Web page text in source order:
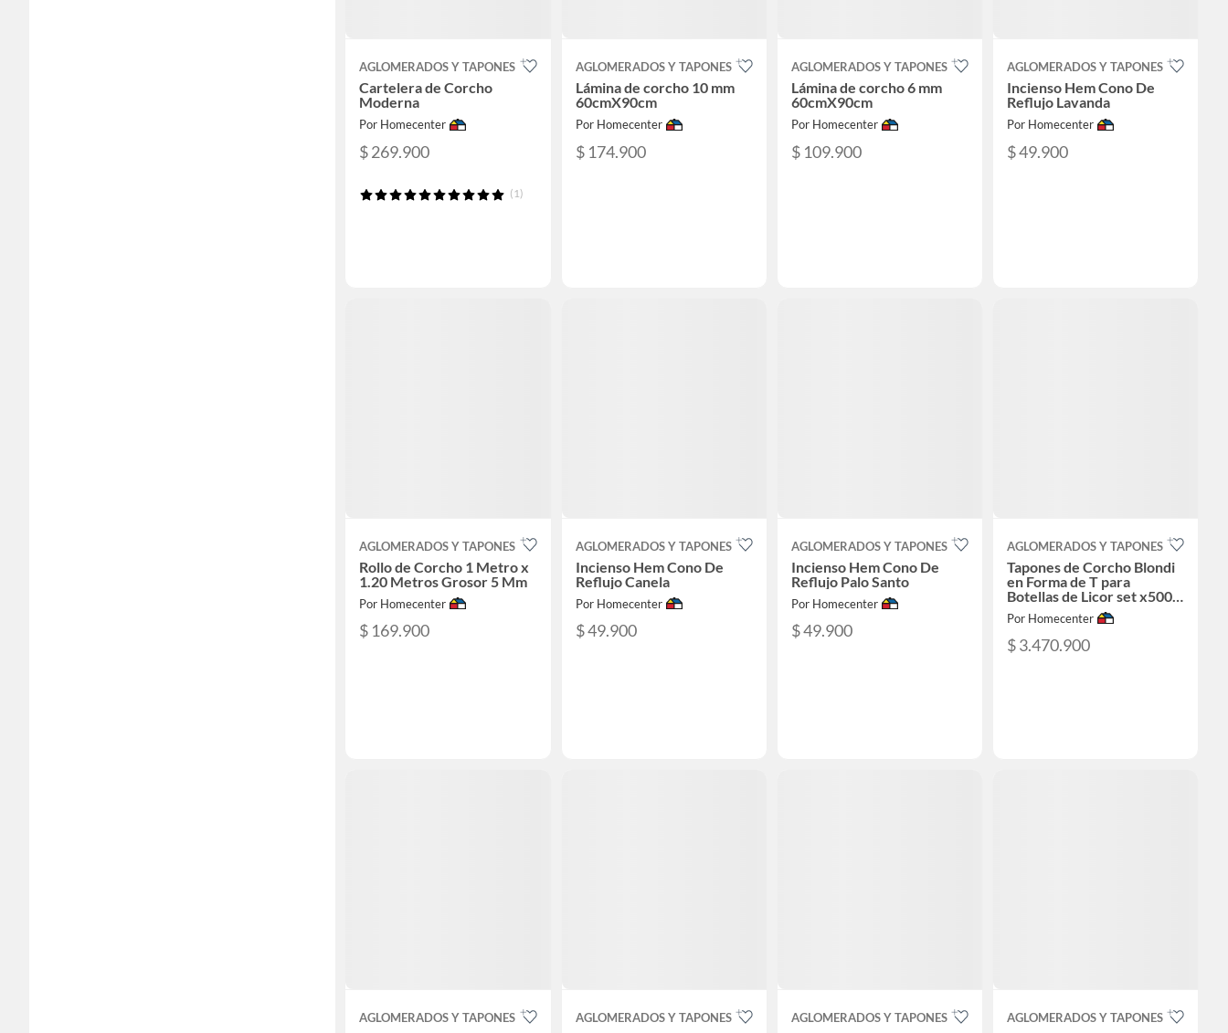
AGLOMERADOS Y TAPONES
Cartelera de Corcho
Moderna
Por Homecenter
$ 269.900
(1)
AGLOMERADOS Y TAPONES
Lámina de corcho 10 mm
60cmX90cm
Por Homecenter
$ 174.900
AGLOMERADOS Y TAPONES
Lámina de corcho 6 mm
60cmX90cm
Por Homecenter
$ 109.900
AGLOMERADOS Y TAPONES
Incienso Hem Cono De
Reflujo Lavanda
Por Homecenter
$ 49.900
AGLOMERADOS Y TAPONES
Rollo de Corcho 1 Metro x
1.20 Metros Grosor 5 Mm
Por Homecenter
$ 169.900
AGLOMERADOS Y TAPONES
Incienso Hem Cono De
Reflujo Canela
Por Homecenter
$ 49.900
AGLOMERADOS Y TAPONES
Incienso Hem Cono De
Reflujo Palo Santo
Por Homecenter
$ 49.900
AGLOMERADOS Y TAPONES
Tapones de Corcho Blondi
en Forma de T para
Botellas de Licor set x500
Unidades
Por Homecenter
$ 3.470.900
AGLOMERADOS Y TAPONES AGLOMERADOS Y TAPONES AGLOMERADOS Y TAPONES AGLOMERADOS Y TAPONES